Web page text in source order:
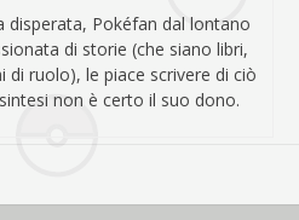
disperata, Pokéfan dal lontano
di storie (che siano libri,
ruolo), le piace scrivere di ciò
non è certo il suo dono.